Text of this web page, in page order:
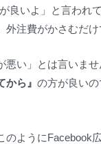
良いよ」と言われ
注費がかさむだけ
悪い」とは言いま
から』 の方が良いの
のようにFacebook